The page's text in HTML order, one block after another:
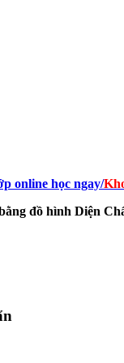
online học ngay/
đồ hình Diện